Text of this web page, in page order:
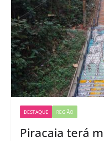
DESTAQUE REGIÃO
Piracaia terá